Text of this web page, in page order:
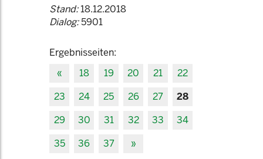
Stand:18.12.2018
Dialog:5901
Ergebnisseiten:
«
18 19 20 21
22
23
24 25 26 27
28
29
30 31 32 33
34
35
36 37 »